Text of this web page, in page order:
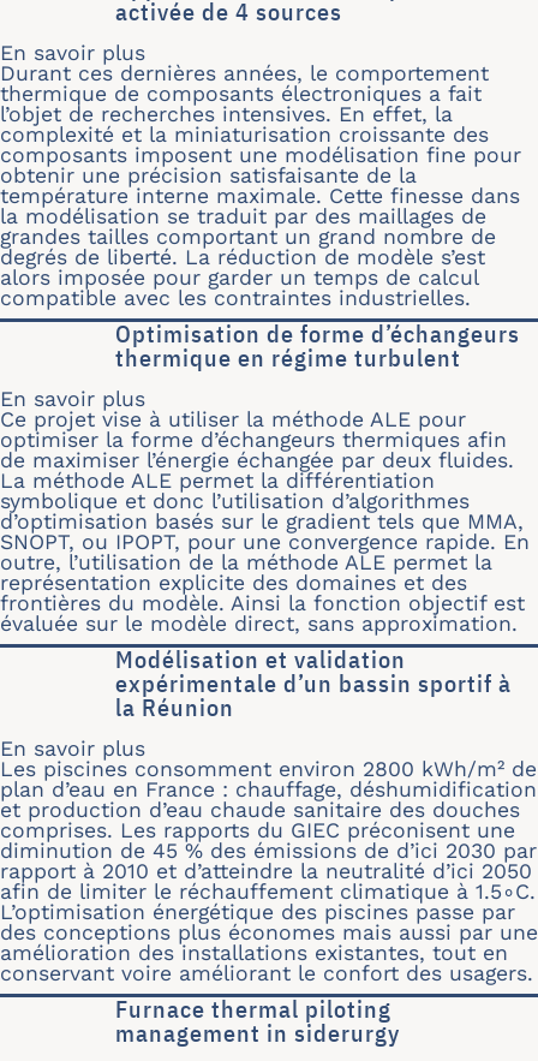
activée de 4 sources
En savoir plus
Durant ces dernières années, le comportement
thermique de composants électroniques a fait
l’objet de recherches intensives. En effet, la
complexité et la miniaturisation croissante des
composants imposent une modélisation fine pour
obtenir une précision satisfaisante de la
température interne maximale. Cette finesse dans
la modélisation se traduit par des maillages de
grandes tailles comportant un grand nombre de
degrés de liberté. La réduction de modèle s’est
alors imposée pour garder un temps de calcul
compatible avec les contraintes industrielles.
Optimisation de forme d’échangeurs
thermique en régime turbulent
En savoir plus
Ce projet vise à utiliser la méthode ALE pour
optimiser la forme d’échangeurs thermiques afin
de maximiser l’énergie échangée par deux fluides.
La méthode ALE permet la différentiation
symbolique et donc l’utilisation d’algorithmes
d’optimisation basés sur le gradient tels que MMA,
SNOPT, ou IPOPT, pour une convergence rapide. En
outre, l’utilisation de la méthode ALE permet la
représentation explicite des domaines et des
frontières du modèle. Ainsi la fonction objectif est
évaluée sur le modèle direct, sans approximation.
Modélisation et validation
expérimentale d’un bassin sportif à
la Réunion
En savoir plus
Les piscines consomment environ 2800 kWh/m² de
plan d’eau en France : chauffage, déshumidification
et production d’eau chaude sanitaire des douches
comprises. Les rapports du GIEC préconisent une
diminution de 45 % des émissions de d’ici 2030 par
rapport à 2010 et d’atteindre la neutralité d’ici 2050
afin de limiter le réchauffement climatique à 1.5∘C.
L’optimisation énergétique des piscines passe par
des conceptions plus économes mais aussi par une
amélioration des installations existantes, tout en
conservant voire améliorant le confort des usagers.
Furnace thermal piloting
management in siderurgy